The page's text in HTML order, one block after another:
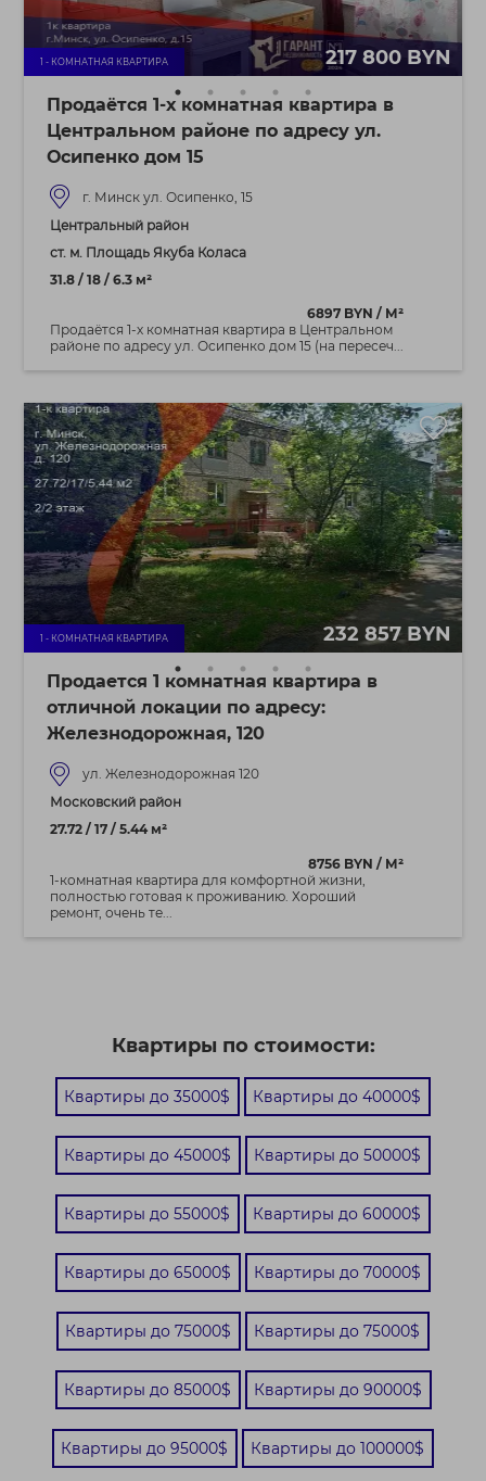
1 - КОМНАТНАЯ КВАРТИРА 217 800 BYN
Продаётся 1-х комнатная квартира в
Центральном районе по адресу ул.
Осипенко дом 15
г. Минск ул. Осипенко, 15
Центральный район
ст. м. Площадь Якуба Коласа
31.8 / 18 / 6.3 м²
6897 BYN / М²
Продаётся 1-х комнатная квартира в Центральном
районе по адресу ул. Осипенко дом 15 (на пересеч...
1 - КОМНАТНАЯ КВАРТИРА 232 857 BYN
Продается 1 комнатная квартира в
отличной локации по адресу:
Железнодорожная, 120
ул. Железнодорожная 120
Московский район
27.72 / 17 / 5.44 м²
8756 BYN / М²
1-комнатная квартира для комфортной жизни,
полностью готовая к проживанию. Хороший
ремонт, очень те...
Квартиры по стоимости:
Квартиры до 35000$ Квартиры до 40000$
Квартиры до 45000$ Квартиры до 50000$
Квартиры до 55000$ Квартиры до 60000$
Квартиры до 65000$ Квартиры до 70000$
Квартиры до 75000$ Квартиры до 75000$
Квартиры до 85000$ Квартиры до 90000$
Квартиры до 95000$ Квартиры до 100000$